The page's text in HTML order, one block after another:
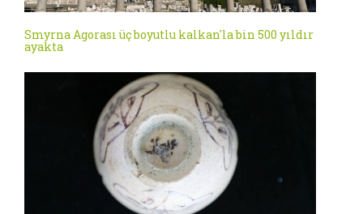
Smyrna Agorası üç boyutlu kalkan'la bin 500 yıldır
ayakta